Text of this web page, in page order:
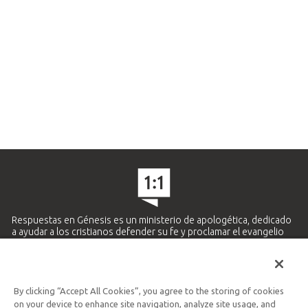
Respuestas en Génesis es un ministerio de apologética, dedicado
a ayudar a los cristianos defender su fe y proclamar el evangelio
Ministerio Hispano y Latinoamericano
By clicking “Accept All Cookies”, you agree to the storing of cookies
on your device to enhance site navigation, analyze site usage, and